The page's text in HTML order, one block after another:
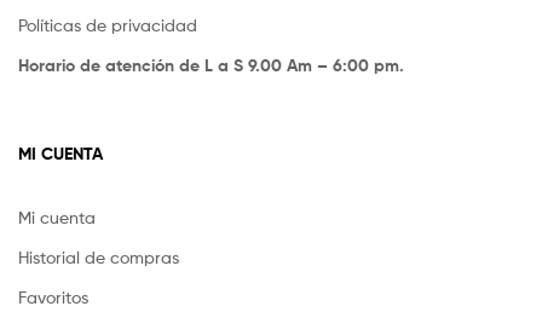
Políticas de privacidad
Horario de atención de L a S 9.00 Am – 6:00 pm.
MI CUENTA
Mi cuenta
Historial de compras
Favoritos